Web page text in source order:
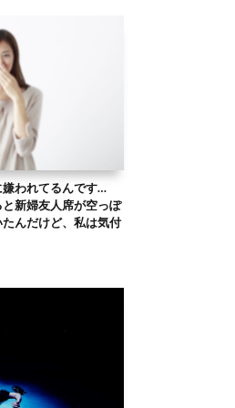
われてるんです…
と新婦友人席が空っぽ
んだけど、私は気付